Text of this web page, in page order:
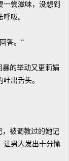
尝滋味，没想到
吸。
答。”
的举动又更莉娟
出舌头。
被调教过的她记
让男人发出十分愉